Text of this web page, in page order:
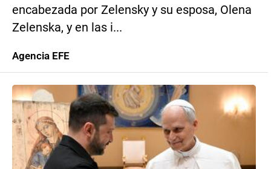
encabezada por Zelensky y su esposa, Olena
Zelenska, y en las i...
Agencia EFE